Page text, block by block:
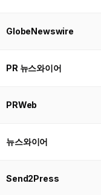
GlobeNewswire
PR 뉴스와이어
PRWeb
뉴스와이어
Send2Press